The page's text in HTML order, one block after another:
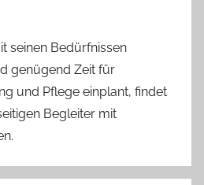
seinen Bedürfnissen
genügend Zeit für
und Pflege einplant, findet
Begleiter mit